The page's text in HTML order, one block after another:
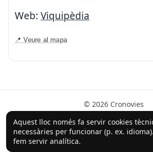
Aquest lloc només fa servir cookies
necessàries per funcionar (p. ex.
fem servir analítica.
Web: Viquipèdia
📍 Veure al mapa
© 2026 Cronovies
Història als carrers · Desenvolupat
(ChatGPT).
Segueix-nos a